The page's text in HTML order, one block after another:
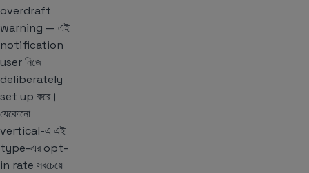
overdraft
warning — এই
notification
user নিজে
deliberately
set up করে।
যেকোনো
vertical-এ এই
type-এর opt-
in rate সবচেয়ে